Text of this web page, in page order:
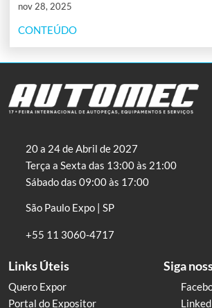
nov 28, 2025
CONTEÚDO
20 a 24 de Abril de 2027
Terça a Sexta das 13:00 às 21:00
Sábado das 09:00 às 17:00
São Paulo Expo | SP
+55 11 3060-4717
Links Úteis
Quero Expor
Portal do Expositor
Siga